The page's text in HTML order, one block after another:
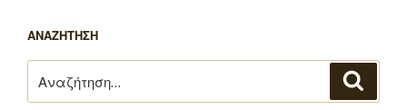
ΑΝΑΖΗΤΗΣΗ
για: